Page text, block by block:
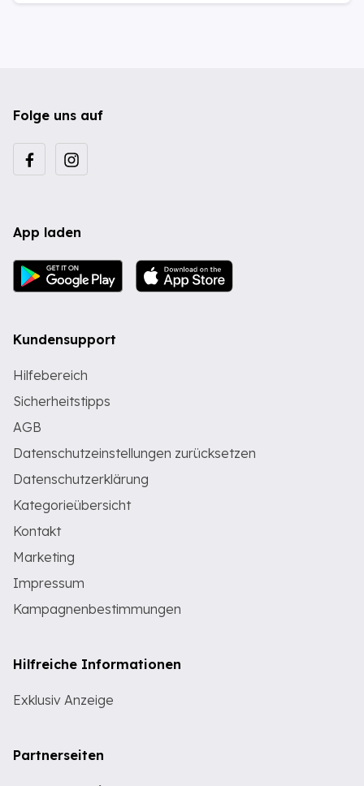
Folge uns auf
App laden
Kundensupport
Hilfebereich
Sicherheitstipps
AGB
Datenschutzeinstellungen zurücksetzen
Datenschutzerklärung
Kategorieübersicht
Kontakt
Marketing
Impressum
Kampagnenbestimmungen
Hilfreiche Informationen
Exklusiv Anzeige
Partnerseiten